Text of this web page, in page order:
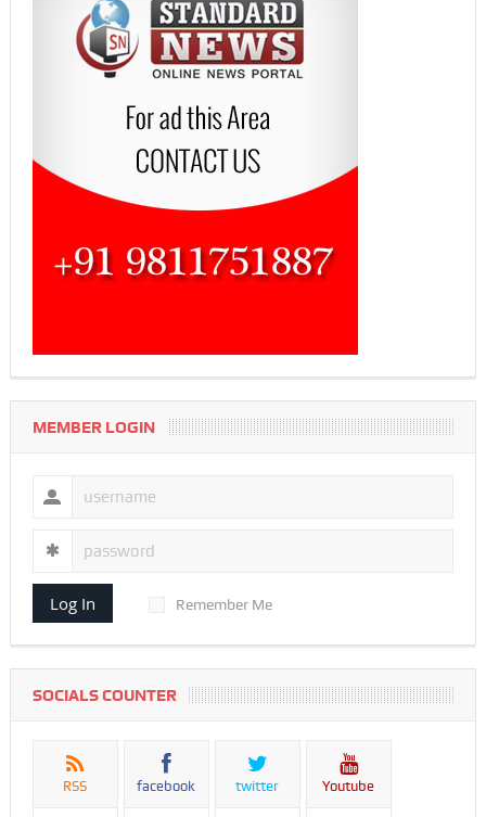
MEMBER LOGIN
Log In Remember Me
SOCIALS COUNTER
RSS facebook twitter Youtube